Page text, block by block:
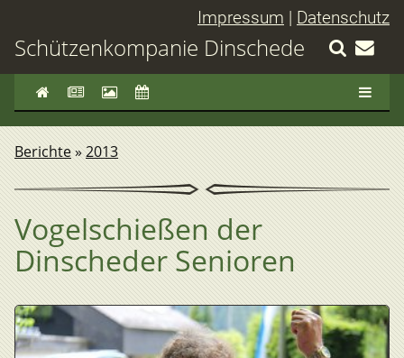
Impressum | Datenschutz
Schützenkompanie Dinschede
Berichte»2013
Vogelschießen der
Dinscheder Senioren